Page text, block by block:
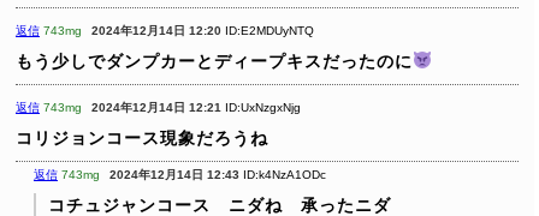
返信 743mg 2024年12月14日 12:20 ID:E2MDUyNTQ
もう少しでダンプカーとディープキスだったのに
返信 743mg 2024年12月14日 12:21 ID:UxNzgxNjg
コリジョンコース現象だろうね
返信 743mg 2024年12月14日 12:43 ID:k4NzA1ODc
コチュジャンコース ニダね 承ったニダ